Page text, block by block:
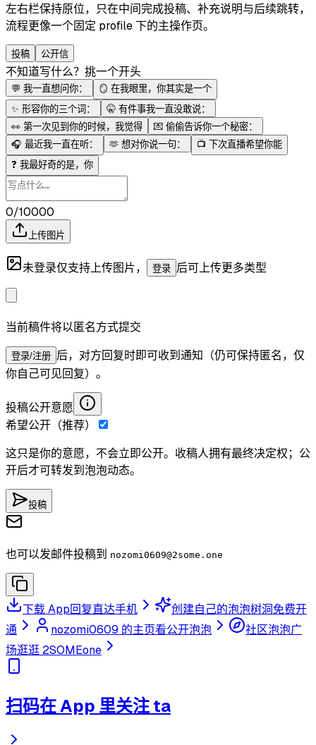
左右栏保持原位，只在中间完成投稿、补充说明与后续跳转，
流程更像一个固定 profile 下的主操作页。
投稿 公开信
不知道写什么？挑一个开头
💬 我一直想问你： 🪞 在我眼里，你其实是一个
✨ 形容你的三个词： 🤫 有件事我一直没敢说：
👀 第一次见到你的时候，我觉得 💌 偷偷告诉你一个秘密：
🎧 最近我一直在听： 🫶 想对你说一句： 📺 下次直播希望你能
❓ 我最好奇的是，你
0/10000
上传图片
未登录仅支持上传图片， 登录 后可上传更多类型
当前稿件将以匿名方式提交
登录/注册 后，对方回复时即可收到通知（仍可保持匿名，仅
你自己可见回复）。
投稿公开意愿
希望公开（推荐）
这只是你的意愿，不会立即公开。收稿人拥有最终决定权；公
开后才可转发到泡泡动态。
投稿
也可以发邮件投稿到 nozomi0609@2some.one
下载 App回复直达手机 创建自己的泡泡树洞免费开
通
nozomi0609 的主页看公开泡泡
社区泡泡广
场逛逛 2SOMEone
扫码在 App 里关注 ta